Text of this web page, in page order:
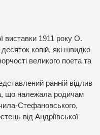
виставки 1911 року О.
копій, які швидко
великого поета та
ранній відлив
що належала родичам
Стефановського,
від Андріївської